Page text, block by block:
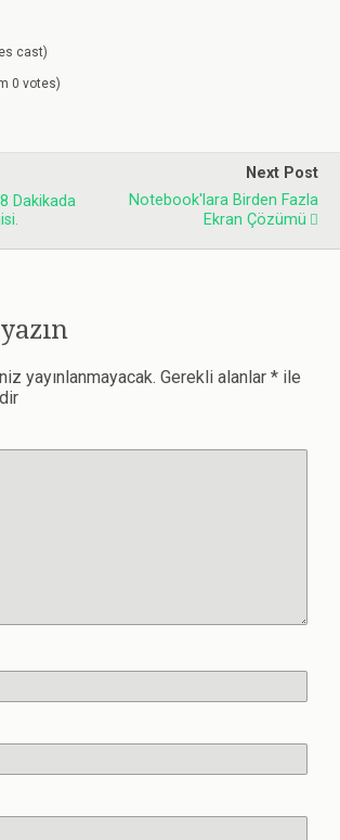
cast)
0 votes)
Dakikada
Next Post
Notebook'lara Birden Fazla
Ekran Çözümü
yayınlanmayacak. Gerekli alanlar * ile